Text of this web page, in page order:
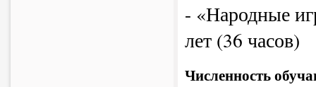
- «Народные
лет (36 часов)
Численность